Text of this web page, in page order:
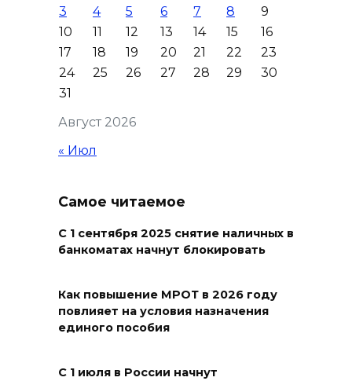
Журналисты «ДОН 24» вышли
на субботник в парке
Островского
Сносить нельзя, сохранять
Рувинского от запустения
08 августа 2026 14:04
поджег газ в квартире
бывшей жены, эвакуированы
7 человек
Август 2026
3
4 5 6 7 8
9
10
11 12 13 14 15
16
17
18 19 20 21 22
23
24
25 26 27 28 29
30
31
« Июл
Самое читаемое
С 1 сентября 2025 снятие наличных в
банкоматах начнут блокировать
Как повышение МРОТ в 2026 году
повлияет на условия назначения
единого пособия
С 1 июля в России начнут